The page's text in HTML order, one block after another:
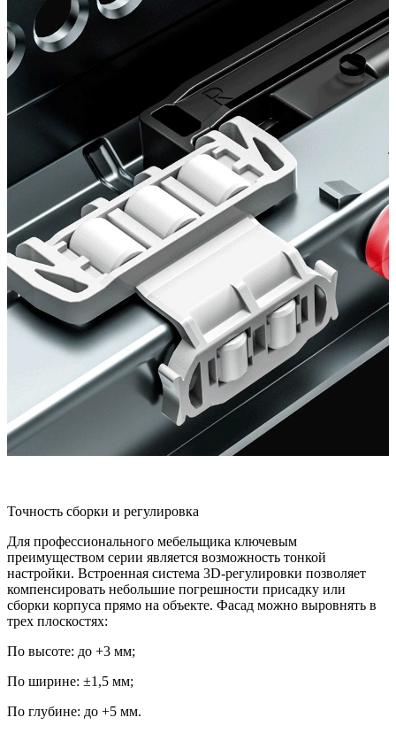
Точность сборки и регулировка
Для профессионального мебельщика ключевым
преимуществом серии является возможность тонкой
настройки. Встроенная система 3D-регулировки позволяет
компенсировать небольшие погрешности присадку или
сборки корпуса прямо на объекте. Фасад можно выровнять в
трех плоскостях:
По высоте: до +3 мм;
По ширине: ±1,5 мм;
По глубине: до +5 мм.